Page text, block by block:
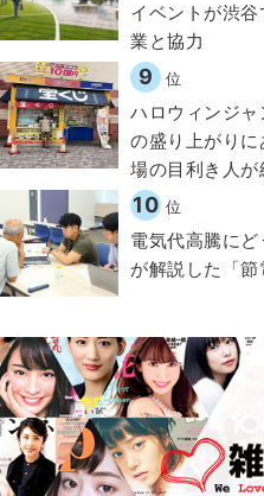
イベントが渋
業と協力
9 位
ハロウィンジ
の盛り上がりに
場の目利き人が
10 位
電気代高騰に
が解説した「